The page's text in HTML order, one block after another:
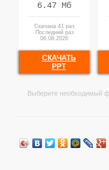
6.47 Мб
Скачана 41 раз
Последний раз
06.08.2026
СКАЧАТЬ
PPT
Выберите необходимый